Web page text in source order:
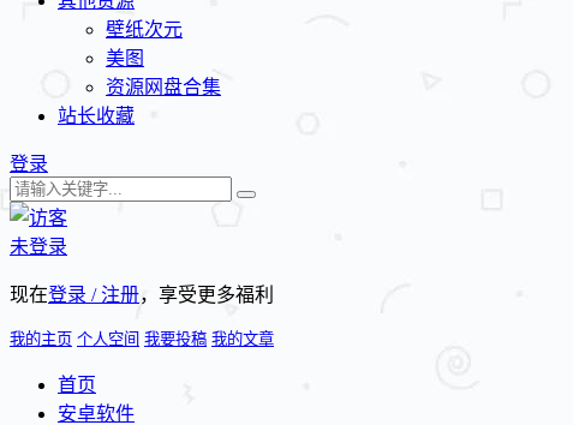
壁纸次元
美图
资源网盘合集
站长收藏
登录
未登录
现在登录 / 注册，享受更多福利
我的主页 个人空间 我要投稿 我的文章
首页
安卓软件